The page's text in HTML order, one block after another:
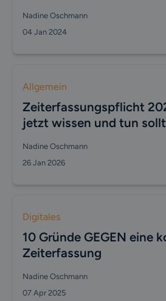
Nadine Oschmann
04 Jan 2024
Allgemein
Zeiterfassungspflicht
jetzt wissen und tun
Nadine Oschmann
26 Jan 2026
Digitales
10 Gründe GEGEN eine
Zeiterfassung
Nadine Oschmann
07 Apr 2025